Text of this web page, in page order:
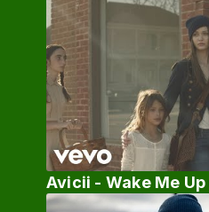
Avicii - Wake Me